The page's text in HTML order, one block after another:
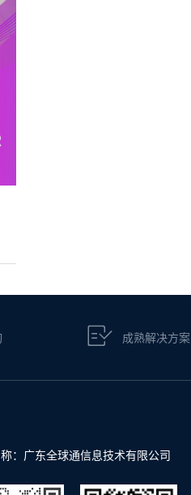
成熟解决方案
：广东全球通信息技术有限公司